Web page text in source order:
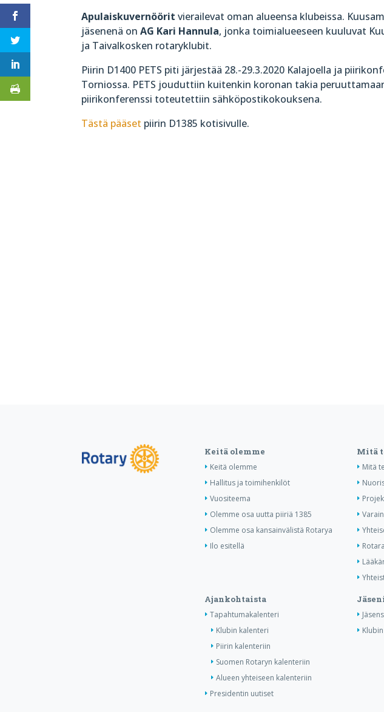
Apulaiskuvernöörit vierailevat oman alueensa klubeissa.
jäsenenä onAG Kari Hannula, jonka toimialueeseen kuuluvat
ja Taivalkosken rotaryklubit.
Piirin D1400 PETS piti järjestää 28.-29.3.2020 Kalajoella ja
Torniossa. PETS jouduttiin kuitenkin koronan takia
piirikonferenssi toteutettiin sähköpostikokouksena.
Tästä pääset piirin D1385 kotisivulle.
Keitä olemme
Keitä olemme
Hallitus ja toimihenkilöt
Vuositeema
Olemme osa uutta piiriä 1385
Olemme osa kansainvälistä Rotarya
Ilo esitellä
Mitä
Mitä
Ajankohtaista
Tapahtumakalenteri
Klubin kalenteri
Piirin kalenteriin
Suomen Rotaryn kalenteriin
Alueen yhteiseen kalenteriin
Presidentin uutiset